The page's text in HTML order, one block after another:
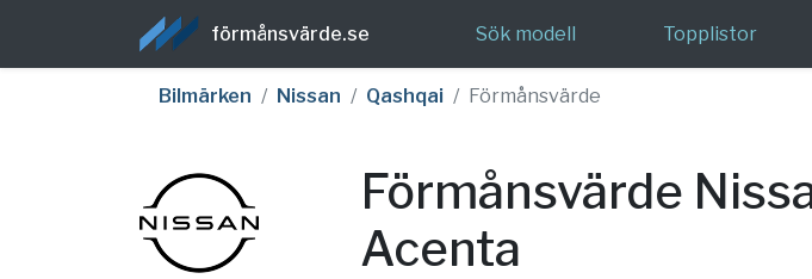
förmånsvärde.se Sök modell Topplistor
Bilmärken Nissan Qashqai Förmånsvärde
Förmånsvärde
Acenta